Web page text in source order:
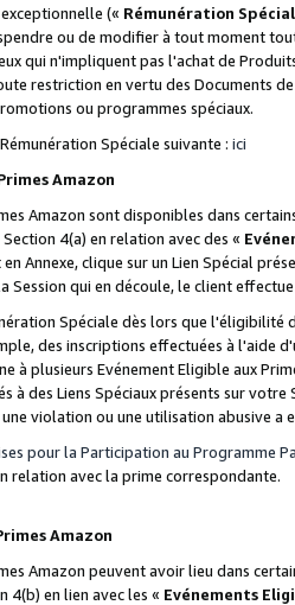
(« Rémunération
ou de modifier à tout moment
qui n'impliquent pas l'achat de
restriction en vertu des Documents
ou programmes spéciaux.
Spéciale suivante : ici
Amazon
Amazon sont disponibles dans
4(a) en relation avec des «
Annexe, clique sur un Lien Spécial
Session qui en découle, le client
Spéciale dès lors que
des inscriptions effectuées à l'aide
à plusieurs Evénement Eligible aux
à des Liens Spéciaux présents sur
violation ou une utilisation abusive a
pour la Participation au Programme
relation avec la prime correspondante.
Amazon
Amazon peuvent avoir lieu dans
4(b) en lien avec les « Evénements